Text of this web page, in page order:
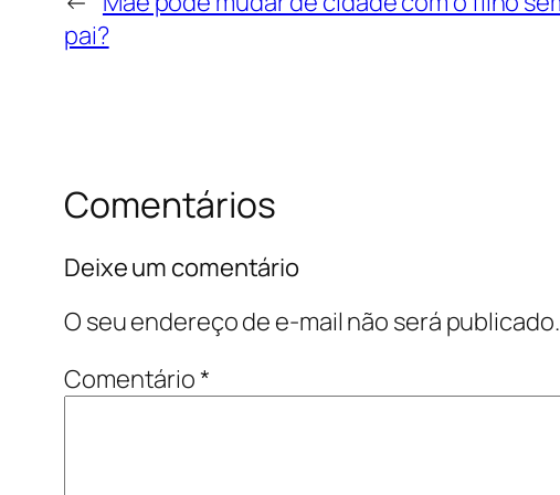
pai?
Comentários
Deixe um comentário
O seu endereço de e-mail não será publicado.
Comentário*